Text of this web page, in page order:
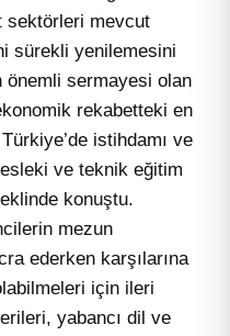
sektörleri mevcut
sürekli yenilemesini
önemli sermayesi olan
rekabetteki en
istihdamı ve
ve teknik eğitim
konuştu.
mezun
ederken karşılarına
için ileri
yabancı dil ve